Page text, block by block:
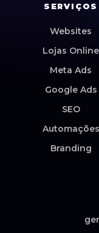
SERVIÇOS
Websites
Lojas Online
Meta Ads
Google Ads
SEO
Automações
Branding